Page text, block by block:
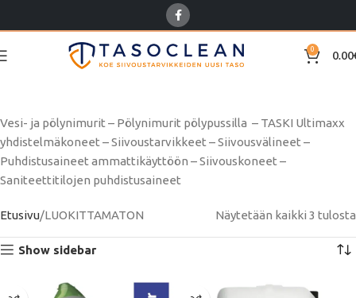
0 0.00
Vesi- ja pölynimurit – Pölynimurit pölypussilla – TASKI Ultimaxx
yhdistelmäkoneet – Siivoustarvikkeet – Siivousvälineet –
Puhdistusaineet ammattikäyttöön – Siivouskoneet –
Saniteettitilojen puhdistusaineet
Etusivu LUOKITTAMATON Näytetään kaikki 3 tulosta
Show sidebar